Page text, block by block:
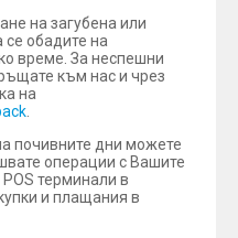
на загубена или
се обадите на
време. За неспешни
към нас и чрез
на
почивните дни можете
операции с Вашите
терминали в
и плащания в